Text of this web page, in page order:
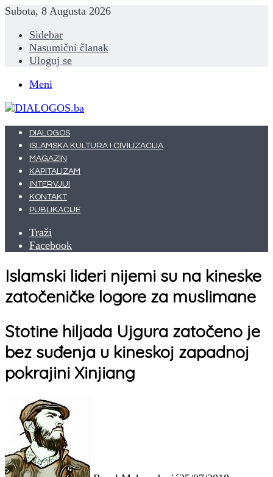
Subota, 8 Augusta 2026
Sidebar
Nasumični članak
Uloguj se
Meni
DIALOGOS
ISLAMSKA KULTURA I CIVILIZACIJA
MAGAZIN
KAPITALIZAM
INTERVJUI
KONTAKT
PUBLIKACIJE
Traži
Facebook
Islamski lideri nijemi su na kineske
zatočeničke logore za muslimane
Stotine hiljada Ujgura zatočeno je
bez suđenja u kineskoj zapadnoj
pokrajini Xinjiang